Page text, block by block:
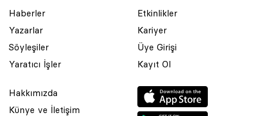
Haberler
Yazarlar
Söyleşiler
Yaratıcı İşler
Etkinlikler
Kariyer
Üye Girişi
Kayıt Ol
Hakkımızda
Künye ve İletişim